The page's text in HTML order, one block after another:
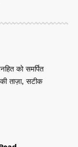
को समर्पित
ताज़ा, सटीक